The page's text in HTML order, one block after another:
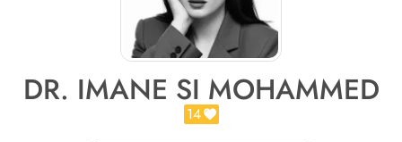
DR. IMANE SI MOHAMMED
14